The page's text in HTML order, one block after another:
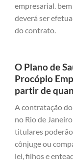
empresarial.
deverá ser
do contrato.
O Plano de
Procópio
partir de
A contratação do
no Rio de
titulares
cônjuge ou
lei, filhos e